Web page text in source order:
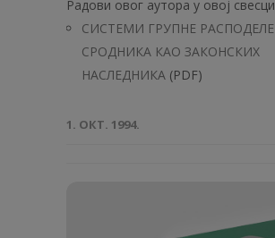
Радови овог аутора у овој свесци
СИСТЕМИ ГРУПНЕ РАСПОДЕЛЕ
СРОДНИКА КАО ЗАКОНСКИХ
НАСЛЕДНИКА (PDF)
1. ОКТ. 1994.